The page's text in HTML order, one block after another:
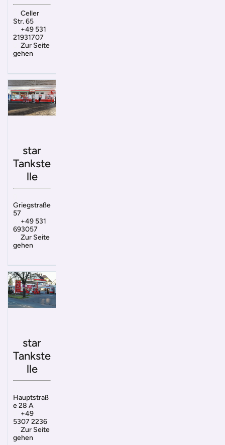
Celler
Str. 65
+49 531
21931707
Zur Seite
gehen
star
Tankste
lle
Griegstraße
57
+49 531
693057
Zur Seite
gehen
star
Tankste
lle
Hauptstraß
e 28 A
+49
5307 2236
Zur Seite
gehen